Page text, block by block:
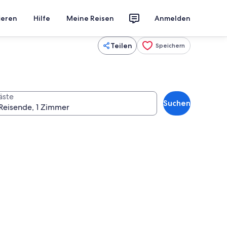
Hilfe Meine Reisen Anmelden
Teilen Speichern
Suchen